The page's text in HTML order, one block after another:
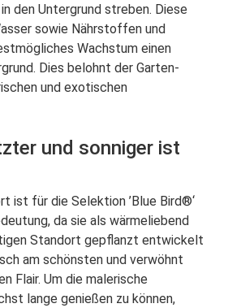
den Untergrund streben. Diese
sowie Nährstoffen und
Wachstum einen
Dies belohnt der Garten-
und exotischen
und sonniger ist
ist für die Selektion ’Blue Bird®‘
da sie als wärmeliebend
Standort gepflanzt entwickelt
am schönsten und verwöhnt
Flair. Um die malerische
lange genießen zu können,